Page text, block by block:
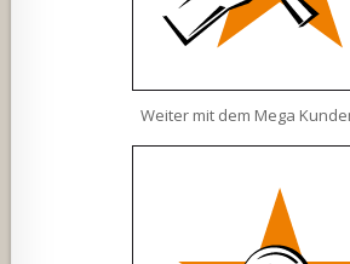
Weiter mit dem Mega